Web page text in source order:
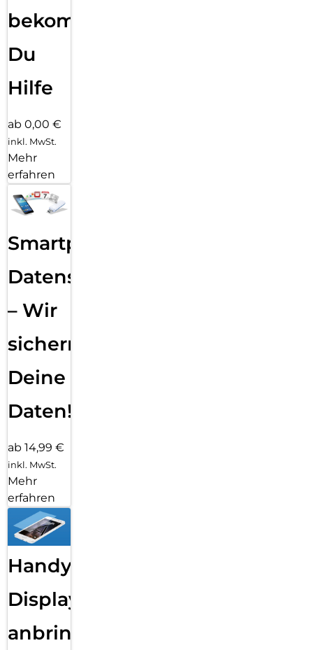
bekommst
Du
Hilfe
ab 0,00 €
inkl. MwSt.
Mehr
erfahren
Smartphone
Datensicherung
– Wir
sichern
Deine
Daten!
ab 14,99 €
inkl. MwSt.
Mehr
erfahren
Handy
Displayfolie
anbringen